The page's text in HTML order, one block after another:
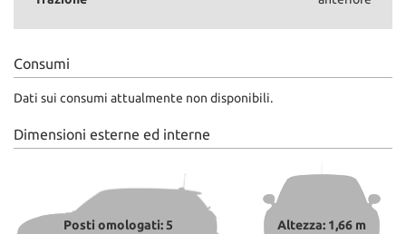
Consumi
Dati sui consumi attualmente non disponibili.
Dimensioni esterne ed interne
Posti omologati: 5 Altezza: 1,66 m